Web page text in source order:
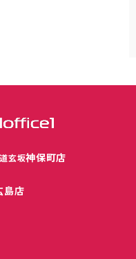
玄坂神保町店
島店